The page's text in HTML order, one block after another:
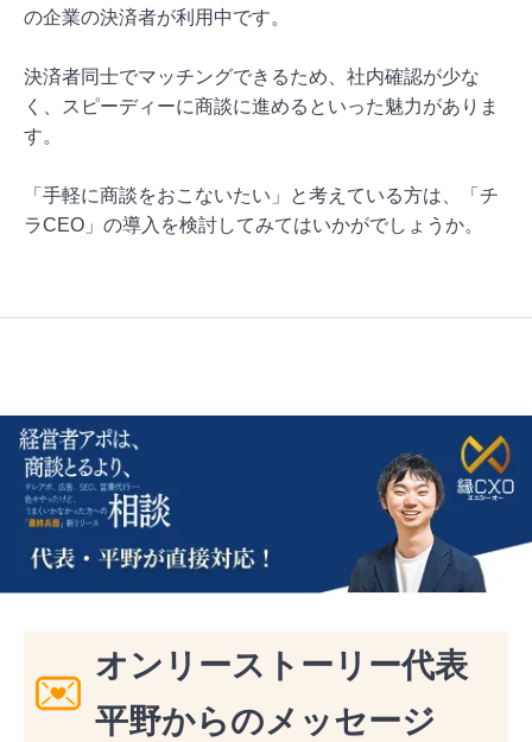
の企業の決済者が利用中です。
決済者同士でマッチングできるため、社内確認が少な
く、スピーディーに商談に進めるといった魅力がありま
す。
「手軽に商談をおこないたい」と考えている方は、「チ
ラCEO」の導入を検討してみてはいかがでしょうか。
オンリーストーリー代表
平野からのメッセージ